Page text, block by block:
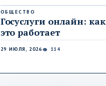
ОБЩЕСТВО
Госуслуги онлайн: как
это работает
29 ИЮЛЯ, 2026👁 114